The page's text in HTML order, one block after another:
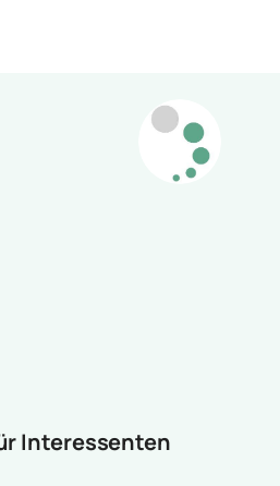
Interessenten